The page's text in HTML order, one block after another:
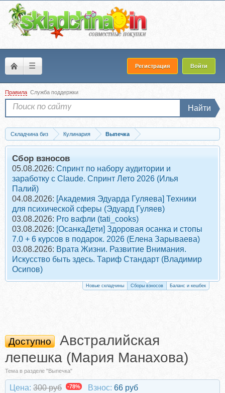
☰ Регистрация Войти
Правила Служба поддержки
Найти
Складчина биз Кулинария
Выпечка
Скачать Австралийская лепешка (Мария Манахова)
Сбор взносов
05.08.2026: Спринт по набору аудитории и
заработку с Claude. Спринт Лето 2026 (Илья
Палий)
04.08.2026: [Академия Эдуарда Гуляева] Техники
для психической сферы (Эдуард Гуляев)
03.08.2026: Pro вафли (tati_cooks)
03.08.2026: [ОсанкаДети] Здоровая осанка и стопы
7.0 + 6 курсов в подарок. 2026 (Елена Зарываева)
03.08.2026: Врата Жизни. Развитие Внимания.
Искусство быть здесь. Тариф Стандарт (Владимир
Осипов)
Новые складчины Сборы взносов Баланс и кешбек
Доступно
Австралийская
лепешка (Мария Манахова)
Тема в разделе "Выпечка"
Цена: 300 руб -78% Взнос: 66 руб